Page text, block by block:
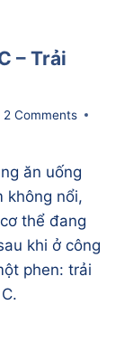
– Trải
2 Comments
ăn uống
không nổi,
thể đang
khi ở công
phen: trải